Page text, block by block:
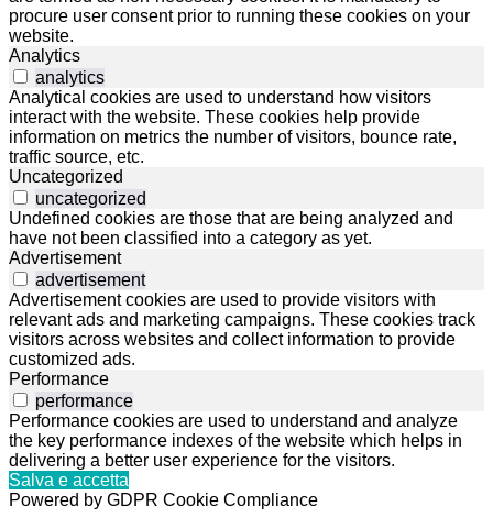
procure user consent prior to running these cookies on your
website.
Analytics
analytics
Analytical cookies are used to understand how visitors
interact with the website. These cookies help provide
information on metrics the number of visitors, bounce rate,
traffic source, etc.
Uncategorized
uncategorized
Undefined cookies are those that are being analyzed and
have not been classified into a category as yet.
Advertisement
advertisement
Advertisement cookies are used to provide visitors with
relevant ads and marketing campaigns. These cookies track
visitors across websites and collect information to provide
customized ads.
Performance
performance
Performance cookies are used to understand and analyze
the key performance indexes of the website which helps in
delivering a better user experience for the visitors.
Salva e accetta
Powered by GDPR Cookie Compliance